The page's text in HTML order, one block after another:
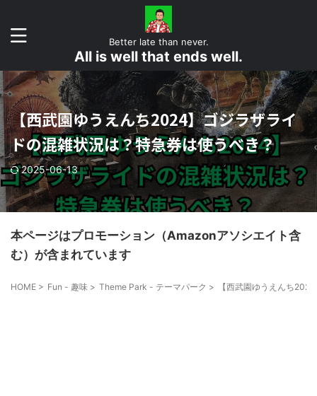
Better late than never.
All is well that ends well.
【西武園ゆうえんち2024】ゴジラザライ
ドの混雑状況は？特急券は使うべき？
2025-06-13
本ページはプロモーション（Amazonアソシエイト含
む）が含まれています
HOME > Fun - 趣味 > Theme Park - テーマパーク > 【西武園ゆうえんち